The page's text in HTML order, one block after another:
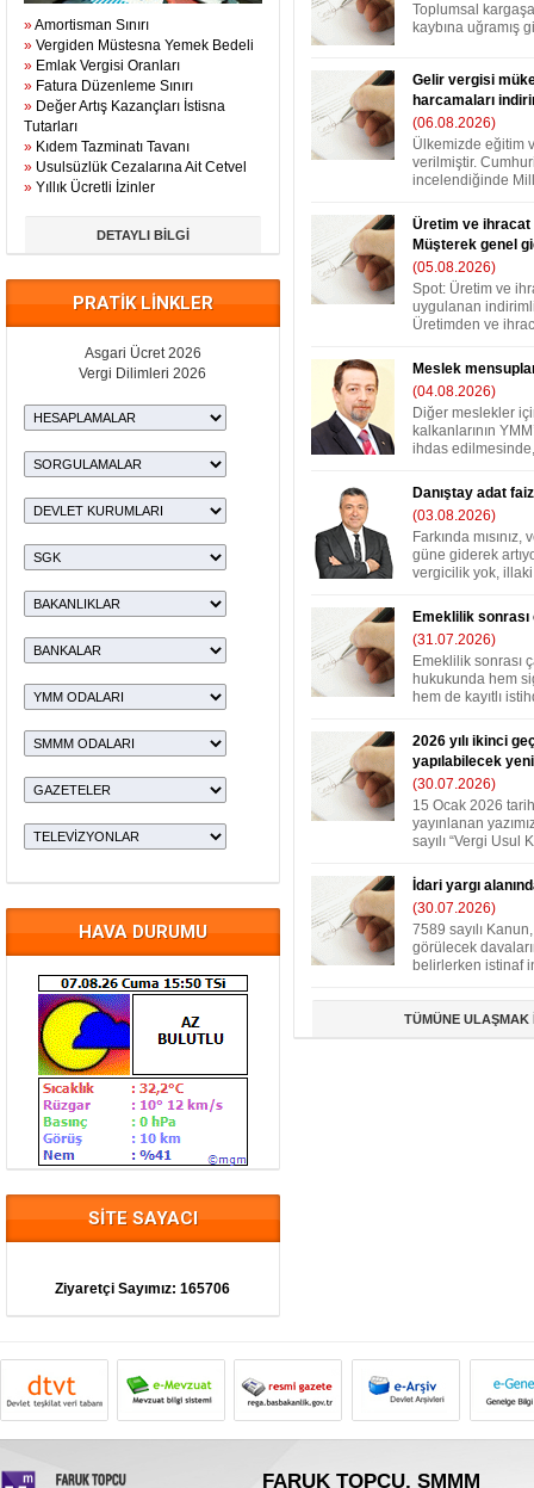
»Amortisman Sınırı
» Vergiden Müstesna Yemek Bedeli
» Emlak Vergisi Oranları
» Fatura Düzenleme Sınırı
» Değer Artış Kazançları İstisna
Tutarları
» Kıdem Tazminatı Tavanı
» Usulsüzlük Cezalarına Ait Cetvel
» Yıllık Ücretli İzinler
DETAYLI BİLGİ
PRATİK LİNKLER
Asgari Ücret 2026
Vergi Dilimleri 2026
HAVA DURUMU
SİTE SAYACI
Ziyaretçi Sayımız:165706
Toplumsal
kaybına uğramış
Gelir vergisi
harcamaları
(06.08.2026)
Ülkemizde eğitim
verilmiştir.
incelendiğinde
Üretim ve ihracat
Müşterek genel
(05.08.2026)
Spot: Üretim ve
uygulanan
Üretimden ve
Meslek
(04.08.2026)
Diğer meslekler
kalkanlarının
ihdas
Danıştay adat
(03.08.2026)
Farkında
güne giderek
vergicilik yok,
Emeklilik
(31.07.2026)
Emeklilik sonrası
hukukunda hem
hem de kayıtlı
2026 yılı ikinci
yapılabilecek
(30.07.2026)
15 Ocak 2026
yayınlanan
sayılı “Vergi Usul
İdari yargı
(30.07.2026)
7589 sayılı
görülecek
belirlerken istinaf
TÜMÜNE ULAŞMAK
FARUK TOPCU, SMMM